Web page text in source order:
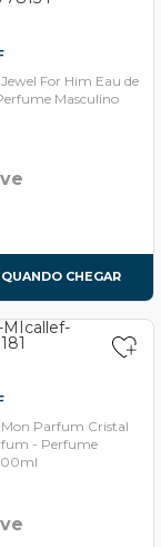
For Him Eau de
Masculino
CHEGAR
Mon Parfum Cristal
- Perfume